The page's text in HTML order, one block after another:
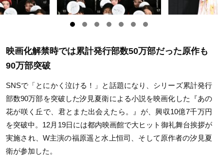
映画化解禁時では累計発行部数50万部だった原作も
90万部突破
SNSで「とにかく泣ける！」と話題になり、シリーズ累計発行
部数90万部を突破した汐見夏衛による小説を映画化した『あの
花が咲く丘で、君とまた出会えたら。』が、興収10億7千万円
を突破中。12月19日には都内映画館で大ヒット御礼舞台挨拶が
実施され、W主演の福原遥と水上恒司、そして原作者の汐見夏
衛が参加した。